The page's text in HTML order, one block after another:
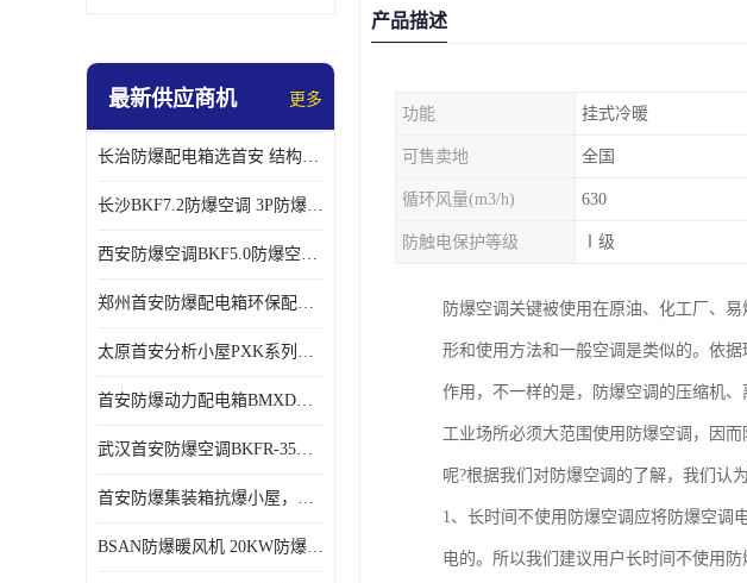
最新供应商机 更多
长治防爆配电箱选首安 结构紧凑、价格合理、资质齐全
长沙BKF7.2防爆空调 3P防爆空调与普通空调有什么区别
西安防爆空调BKF5.0防爆空调技术参数
郑州首安防爆配电箱环保配套用防爆配电箱
太原首安分析小屋PXK系列在线分析小屋厂家
首安防爆动力配电箱BMXD系列防爆配电箱技术参数
武汉首安防爆空调BKFR-35防爆空调生产厂家
首安防爆集装箱抗爆小屋，危化品暂存间厂家批发
BSAN防爆暖风机 20KW防爆工业暖风机
产品描述
功能 挂式冷暖
可售卖地 全国
循环风量(m3/h) 630
防触电保护等级 Ⅰ级
防爆空调关键被使用在原油、化工厂、
形和使用方法和一般空调是类似的。依
作用，不一样的是，防爆空调的压缩机
工业场所必须大范围使用防爆空调，因
呢?根据我们对防爆空调的了解，我们认
1、长时间不使用防爆空调应将防爆空调
电的。所以我们建议用户长时间不使用